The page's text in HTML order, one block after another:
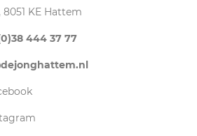
KE Hattem
444 37 77